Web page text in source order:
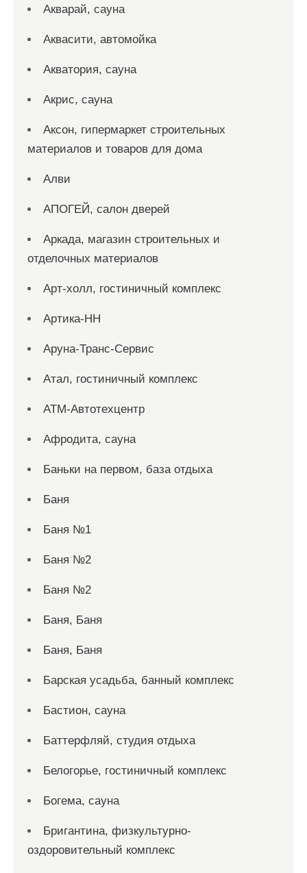
Акварай, сауна
Аквасити, автомойка
Акватория, сауна
Акрис, сауна
Аксон, гипермаркет строительных
материалов и товаров для дома
Алви
АПОГЕЙ, салон дверей
Аркада, магазин строительных и
отделочных материалов
Арт-холл, гостиничный комплекс
Артика-НН
Аруна-Транс-Сервис
Атал, гостиничный комплекс
АТМ-Автотехцентр
Афродита, сауна
Баньки на первом, база отдыха
Баня
Баня №1
Баня №2
Баня №2
Баня, Баня
Баня, Баня
Барская усадьба, банный комплекс
Бастион, сауна
Баттерфляй, студия отдыха
Белогорье, гостиничный комплекс
Богема, сауна
Бригантина, физкультурно-
оздоровительный комплекс